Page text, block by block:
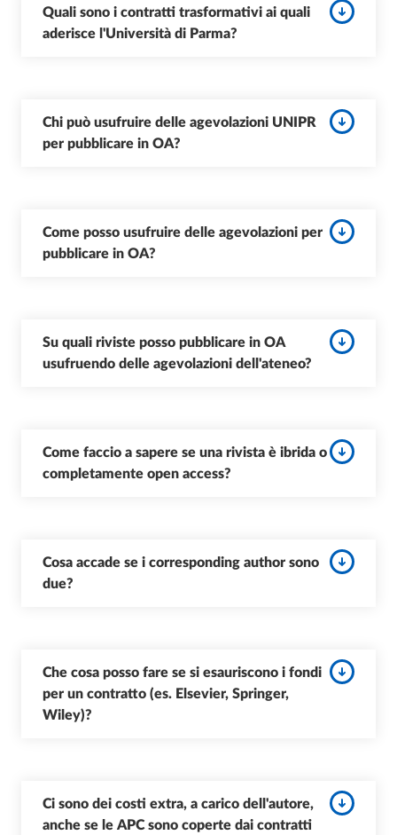
Quali sono i contratti trasformativi ai quali
aderisce l'Università di Parma?
Chi può usufruire delle agevolazioni UNIPR
per pubblicare in OA?
Come posso usufruire delle agevolazioni per
pubblicare in OA?
Su quali riviste posso pubblicare in OA
usufruendo delle agevolazioni dell'ateneo?
Come faccio a sapere se una rivista è ibrida o
completamente open access?
Cosa accade se i corresponding author sono
due?
Che cosa posso fare se si esauriscono i fondi
per un contratto (es. Elsevier, Springer,
Wiley)?
Ci sono dei costi extra, a carico dell'autore,
anche se le APC sono coperte dai contratti